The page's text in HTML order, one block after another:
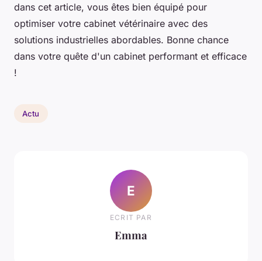
dans cet article, vous êtes bien équipé pour
optimiser votre cabinet vétérinaire avec des
solutions industrielles abordables. Bonne chance
dans votre quête d'un cabinet performant et efficace
!
Actu
E
ECRIT PAR
Emma